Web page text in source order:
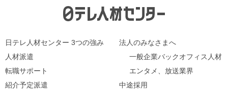
日テレ人材センター 3つの強み
人材派遣
転職サポート
紹介予定派遣
法人のみなさまへ
一般企業バックオフィス人材
エンタメ、放送業界
中途採用